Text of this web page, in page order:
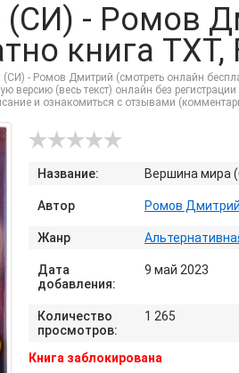
- Ромов
книга TXT,
- Ромов Дмитрий (смотреть онлайн
(весь текст) онлайн без регистрации
и ознакомиться с отзывами
Название: Вершина мира
Автор Ромов Дмитрий
Жанр
Дата
добавления:
9 май 2023
Количество
просмотров:
1 265
Книга заблокирована